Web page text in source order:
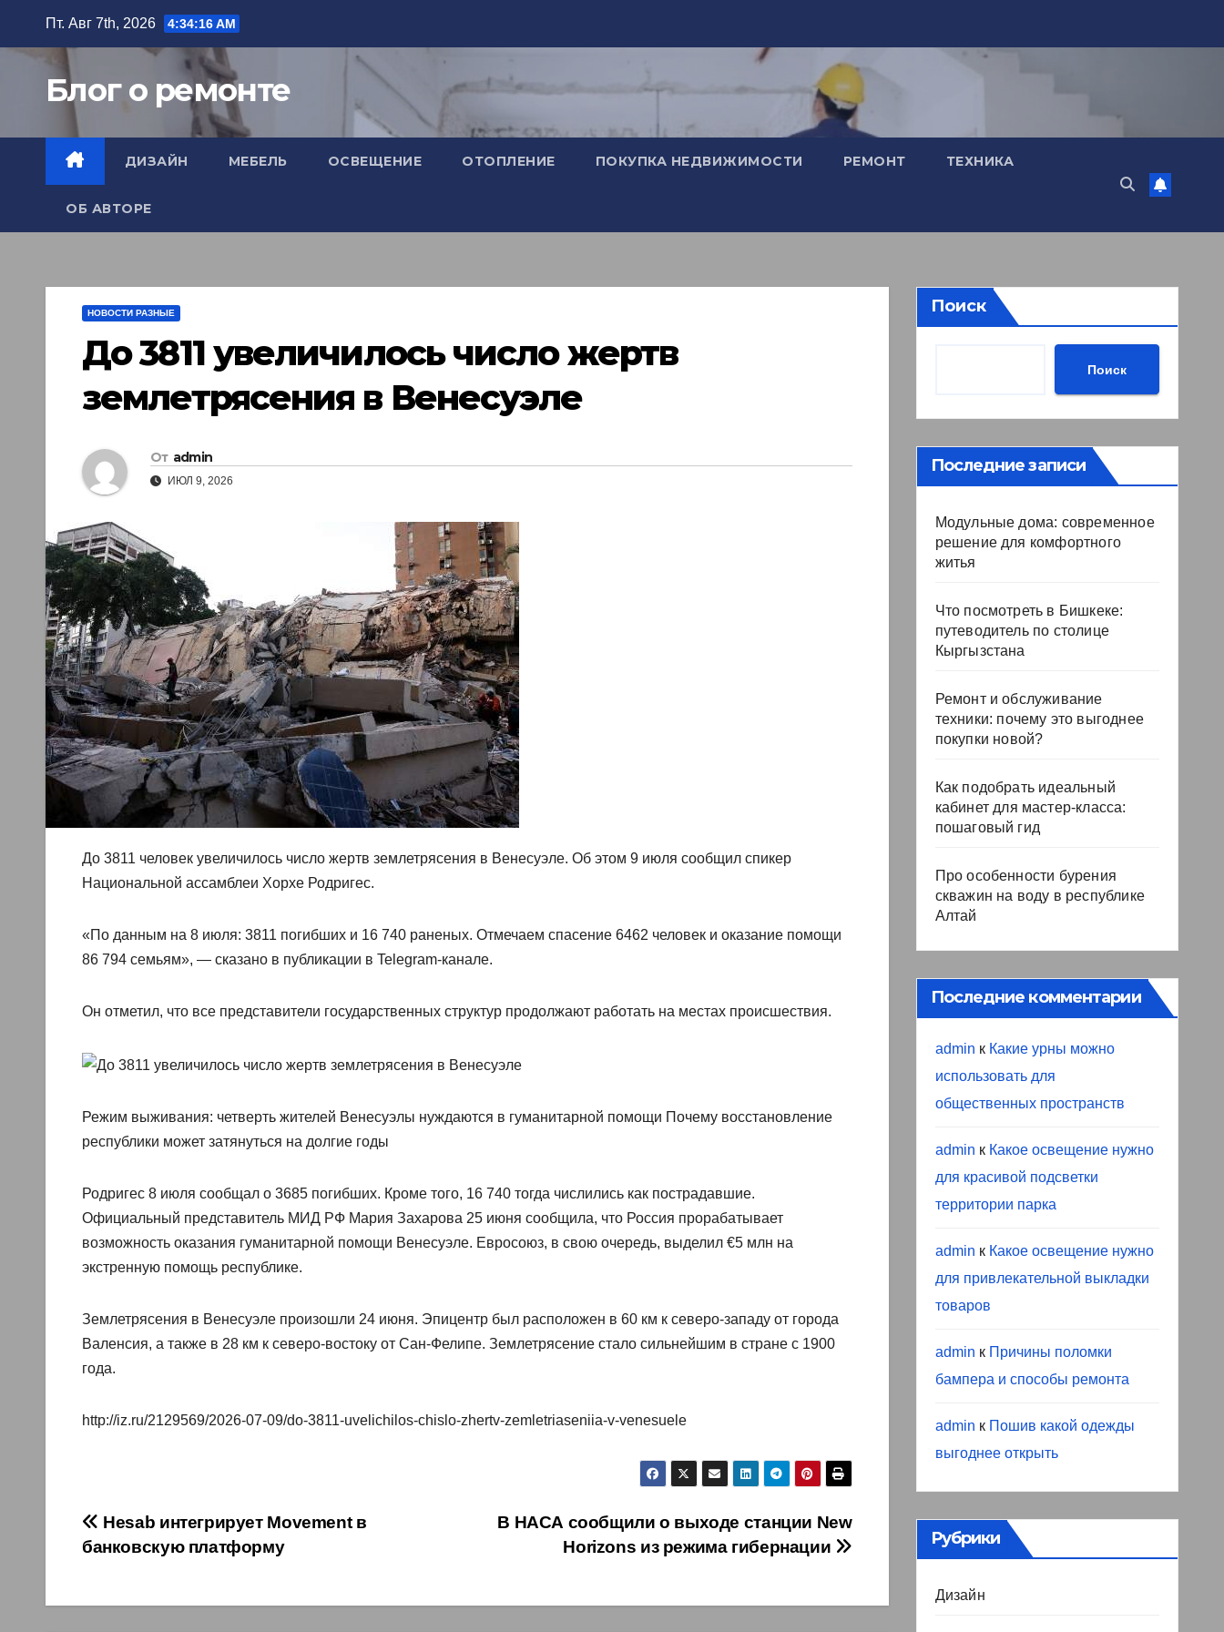
содержимому
Пт. Авг 7th, 2026 4:34:17 AM
Блог о ремонте
ДИЗАЙН МЕБЕЛЬ ОСВЕЩЕНИЕ ОТОПЛЕНИЕ ПОКУПКА НЕДВИЖИМОСТИ РЕМОНТ ТЕХНИКА
ОБ АВТОРЕ
НОВОСТИ РАЗНЫЕ
До 3811 увеличилось число жертв
землетрясения в Венесуэле
От admin
ИЮЛ 9, 2026
До 3811 человек увеличилось число жертв землетрясения в Венесуэле. Об этом 9 июля сообщил спикер
Национальной ассамблеи Хорхе Родригес.
«По данным на 8 июля: 3811 погибших и 16 740 раненых. Отмечаем спасение 6462 человек и оказание помощи
86 794 семьям», — сказано в публикации в Telegram-канале.
Он отметил, что все представители государственных структур продолжают работать на местах происшествия.
Режим выживания: четверть жителей Венесуэлы нуждаются в гуманитарной помощи Почему восстановление
республики может затянуться на долгие годы
Родригес 8 июля сообщал о 3685 погибших. Кроме того, 16 740 тогда числились как пострадавшие.
Официальный представитель МИД РФ Мария Захарова 25 июня сообщила, что Россия прорабатывает
возможность оказания гуманитарной помощи Венесуэле. Евросоюз, в свою очередь, выделил €5 млн на
экстренную помощь республике.
Землетрясения в Венесуэле произошли 24 июня. Эпицентр был расположен в 60 км к северо-западу от города
Валенсия, а также в 28 км к северо-востоку от Сан-Фелипе. Землетрясение стало сильнейшим в стране с 1900
года.
http://iz.ru/2129569/2026-07-09/do-3811-uvelichilos-chislo-zhertv-zemletriaseniia-v-venesuele
Навигация
записям
В НАСА сообщили о выходе станции New
Horizons из режима гибернации
Hesab интегрирует Movement в
банковскую платформу
Поиск
Поиск
Последние записи
Модульные дома: современное
решение для комфортного
житья
Что посмотреть в Бишкеке:
путеводитель по столице
Кыргызстана
Ремонт и обслуживание
техники: почему это выгоднее
покупки новой?
Как подобрать идеальный
кабинет для мастер-класса:
пошаговый гид
Про особенности бурения
скважин на воду в республике
Алтай
Последние комментарии
admin к Какие урны можно
использовать для
общественных пространств
admin к Какое освещение нужно
для красивой подсветки
территории парка
admin к Какое освещение нужно
для привлекательной выкладки
товаров
admin к Причины поломки
бампера и способы ремонта
admin к Пошив какой одежды
выгоднее открыть
Рубрики
Дизайн